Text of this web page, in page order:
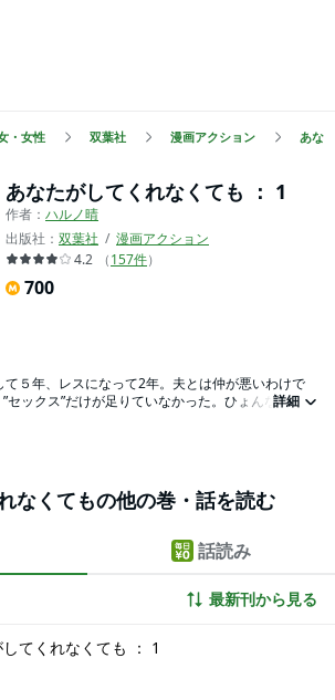
・女性 双葉社 漫画アクション あな
あなたがしてくれなくても ： 1
作者： ハルノ晴
出版社： 双葉社
漫画アクション
4.2
（157件）
700
５年、レスになって2年。夫とは仲が悪いわけで
セックス”だけが足りていなかった。ひょんなことか
詳細
なくてもの他の巻・話を読む
話読み
最新刊から見る
てくれなくても ： 1